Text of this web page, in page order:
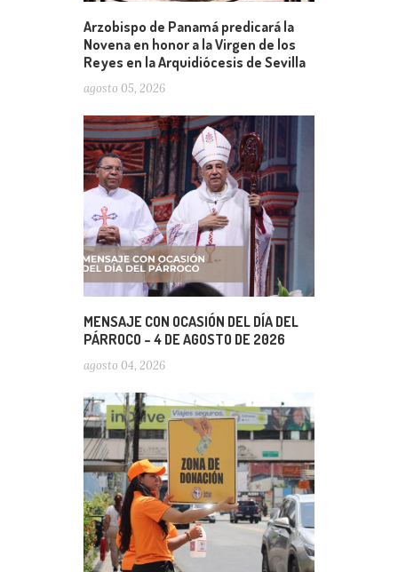
Arzobispo de Panamá predicará la
Novena en honor a la Virgen de los
Reyes en la Arquidiócesis de Sevilla
agosto 05, 2026
MENSAJE CON OCASIÓN DEL DÍA DEL
PÁRROCO – 4 DE AGOSTO DE 2026
agosto 04, 2026